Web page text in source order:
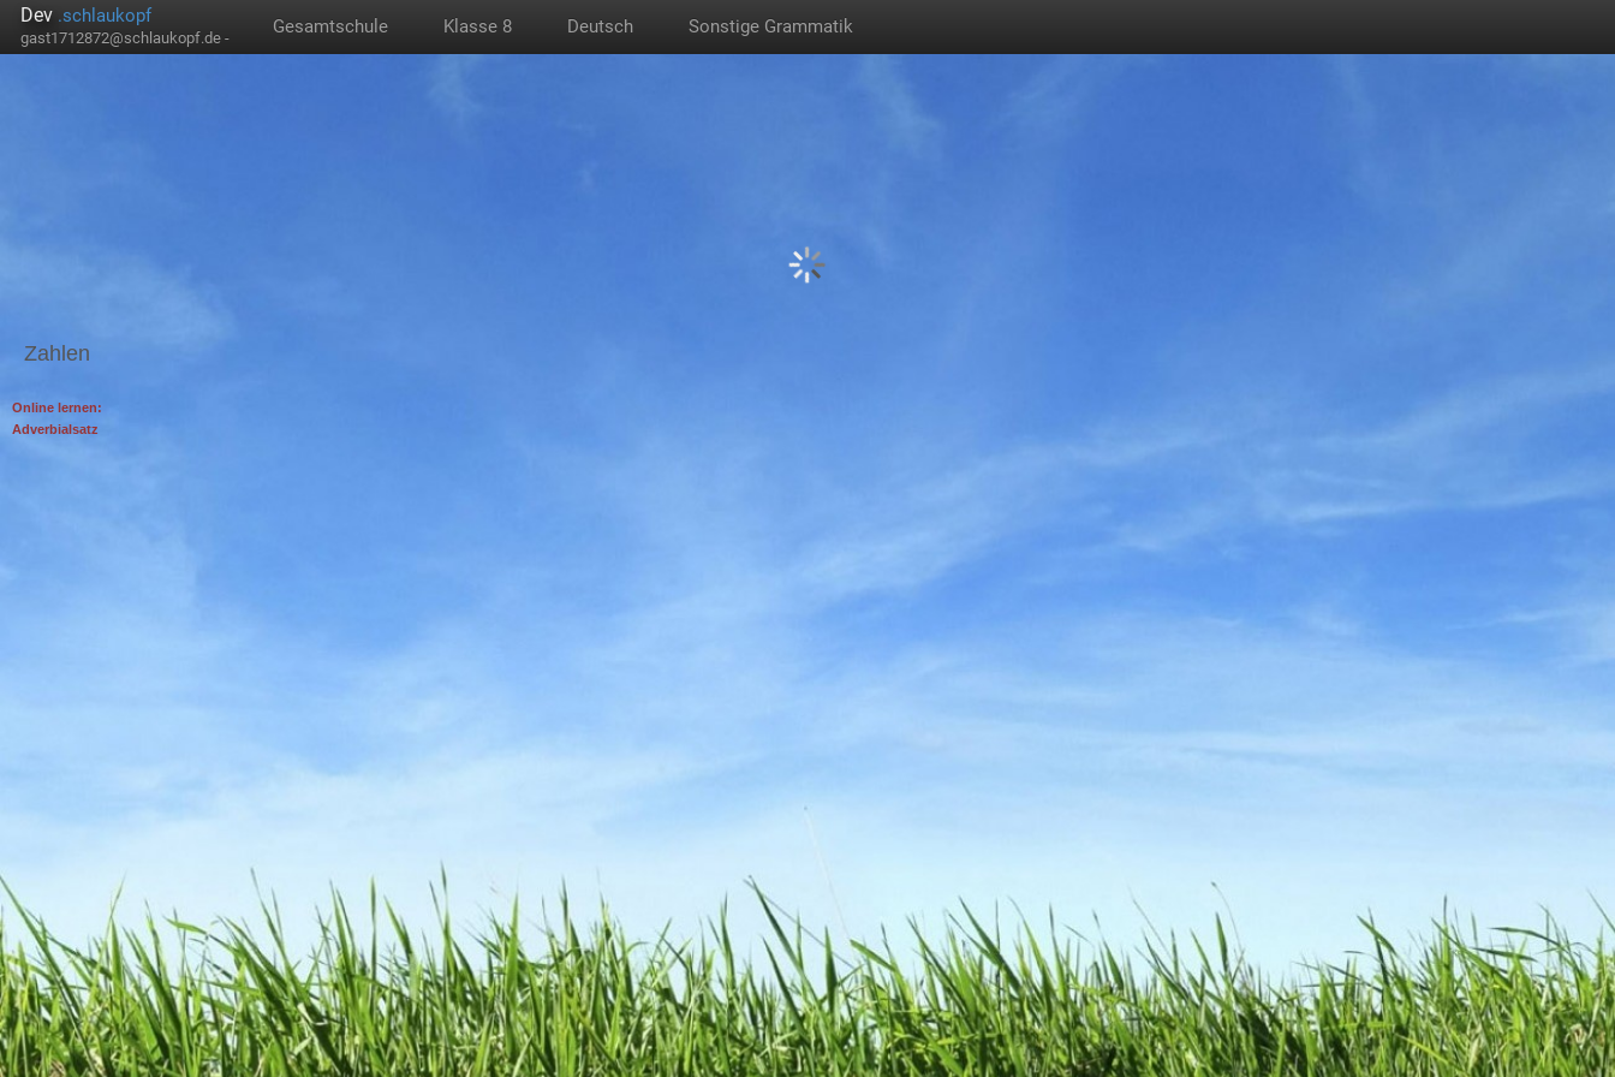
Dev .schlaukopf
gast1712872@schlaukopf.de -
Gesamtschule Klasse 8 Deutsch Sonstige Grammatik
Zahlen
Online lernen:
Adverbialsatz